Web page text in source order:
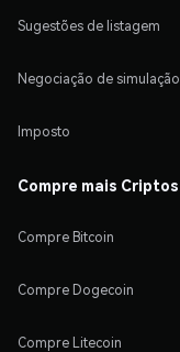
Sugestões de listagem
Negociação de simulação
Imposto
Compre mais Criptos
Compre Bitcoin
Compre Dogecoin
Compre Litecoin